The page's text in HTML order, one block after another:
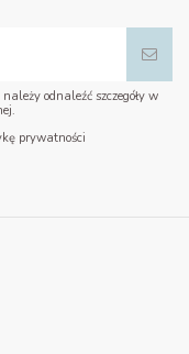
odnaleźć szczegóły w
prywatności